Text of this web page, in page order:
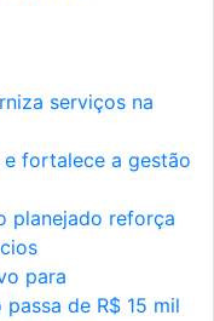
serviços na
fortalece a gestão
planejado reforça
para
de R$ 15 mil